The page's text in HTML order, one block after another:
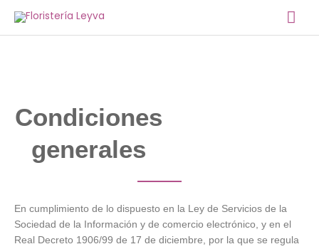
contenido
Condiciones
generales
En cumplimiento de lo dispuesto en la Ley de Servicios de la
Sociedad de la Información y de comercio electrónico, y en el
Real Decreto 1906/99 de 17 de diciembre, por la que se regula